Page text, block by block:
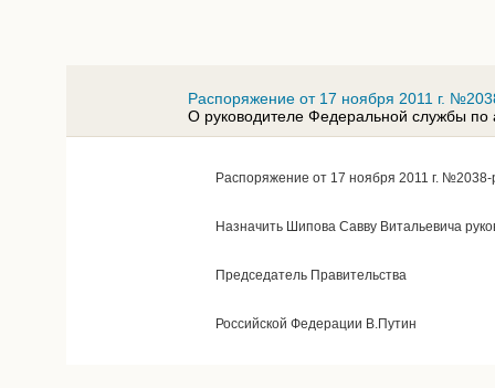
Распоряжение от 17 ноября 2011 г.
О руководителе Федеральной службы по
Распоряжение от 17 ноября 2011 г. №2038-
Назначить Шипова Савву Витальевича
Председатель Правительства
Российской Федерации В.Путин